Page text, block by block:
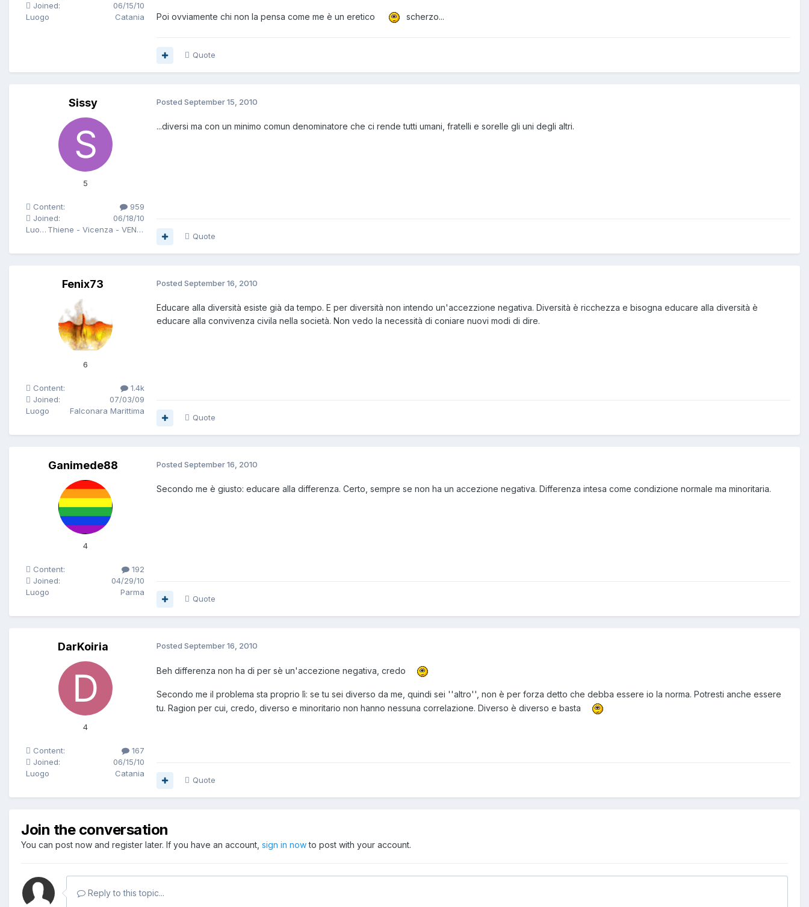
Joined:
06/15/10
Luogo
Catania Poi ovviamente chi non la pensa come me è un eretico scherzo...
Quote
Sissy
5
Content:
959
Joined:
06/18/10
Luogo
Thiene - Vicenza - VENETO
Posted September 15, 2010
...diversi ma con un minimo comun denominatore che ci rende tutti umani, fratelli e sorelle gli uni degli altri.
Quote
Fenix73
6
Content:
1.4k
Joined:
07/03/09
Luogo
Falconara Marittima
Posted September 16, 2010
Educare alla diversità esiste già da tempo. E per diversità non intendo un'accezzione negativa. Diversità è ricchezza e bisogna educare alla diversità è
educare alla convivenza civila nella società. Non vedo la necessità di coniare nuovi modi di dire.
Quote
Ganimede88
4
Content:
192
Joined:
04/29/10
Luogo
Parma
Posted September 16, 2010
Secondo me è giusto: educare alla differenza. Certo, sempre se non ha un accezione negativa. Differenza intesa come condizione normale ma minoritaria.
Quote
DarKoiria
4
Content:
167
Joined:
06/15/10
Luogo
Catania
Posted September 16, 2010
Beh differenza non ha di per sè un'accezione negativa, credo
Secondo me il problema sta proprio lì: se tu sei diverso da me, quindi sei ''altro'', non è per forza detto che debba essere io la norma. Potresti anche essere
tu. Ragion per cui, credo, diverso e minoritario non hanno nessuna correlazione. Diverso è diverso e basta
Quote
Join the conversation
You can post now and register later. If you have an account, sign in nowto post with your account.
Reply to this topic...